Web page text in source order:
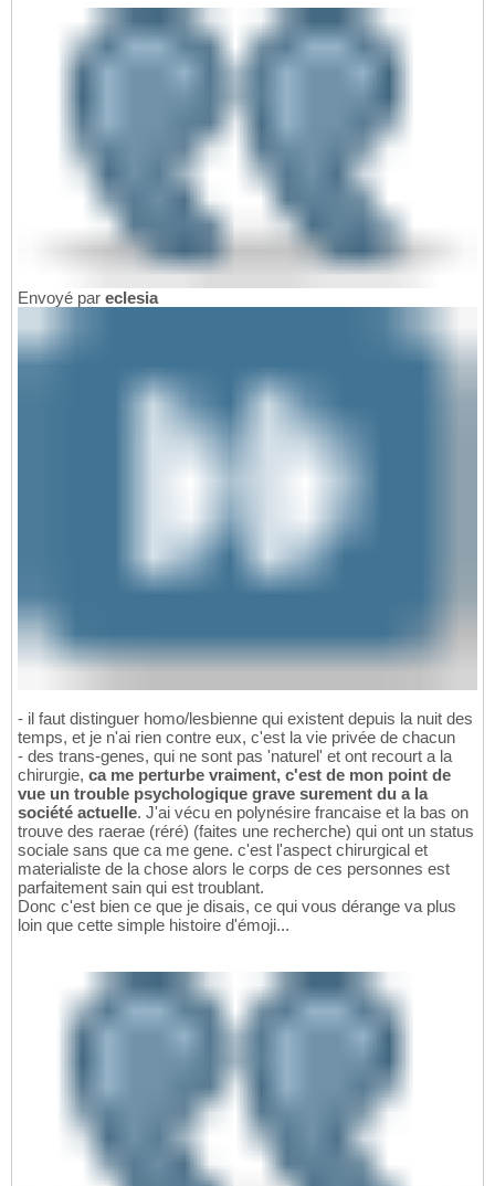
Envoyé par eclesia
- il faut distinguer homo/lesbienne qui existent depuis la nuit des
temps, et je n'ai rien contre eux, c'est la vie privée de chacun
- des trans-genes, qui ne sont pas 'naturel' et ont recourt a la
chirurgie, ca me perturbe vraiment, c'est de mon point de
vue un trouble psychologique grave surement du a la
société actuelle. J'ai vécu en polynésire francaise et la bas on
trouve des raerae (réré) (faites une recherche) qui ont un status
sociale sans que ca me gene. c'est l'aspect chirurgical et
materialiste de la chose alors le corps de ces personnes est
parfaitement sain qui est troublant.
Donc c'est bien ce que je disais, ce qui vous dérange va plus
loin que cette simple histoire d'émoji...